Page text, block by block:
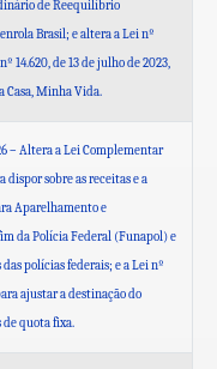
de Reequilíbrio
Brasil; e altera a Lei nº
14.620, de 13 de julho de 2023,
Casa, Minha Vida.
– Altera a Lei Complementar
dispor sobre as receitas e a
Aparelhamento e
da Polícia Federal (Funapol) e
polícias federais; e a Lei nº
ajustar a destinação do
de quota fixa.